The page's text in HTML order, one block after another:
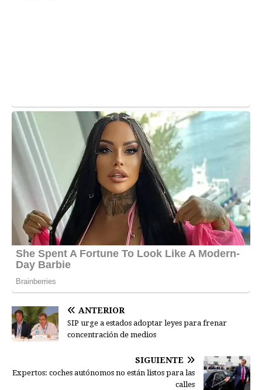
ANTERIOR
SIP urge a estados adoptar leyes para frenar
concentración de medios
SIGUIENTE
Expertos: coches autónomos no están listos para las
calles